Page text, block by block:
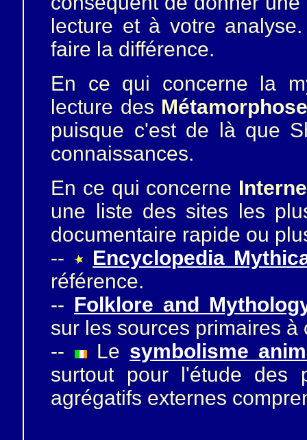
lecture et à votre
faire la différence.
En ce qui concerne la
lecture des
puisque c'est de là que
connaissances.
En ce qui concerne
une liste des sites les
documentaire rapide ou
--
Encyclopedia
référence.
-- Folklore and
sur les sources primaires
--
Le symbolisme
surtout pour l'étude des
agrégatifs externes